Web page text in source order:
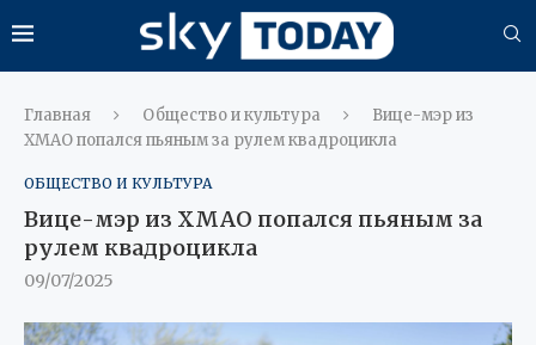
Главная Общество и культура
Вице-мэр из
ХМАО попался пьяным за рулем квадроцикла
ОБЩЕСТВО И КУЛЬТУРА
Вице-мэр из ХМАО попался пьяным за
рулем квадроцикла
09/07/2025